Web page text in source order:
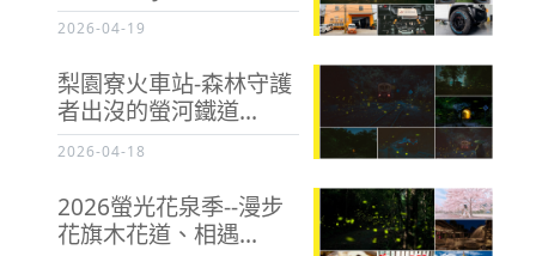
2026-04-19
梨園寮火車站-森林守護
者出沒的螢河鐵道...
2026-04-18
2026螢光花泉季--漫步
花旗木花道、相遇...